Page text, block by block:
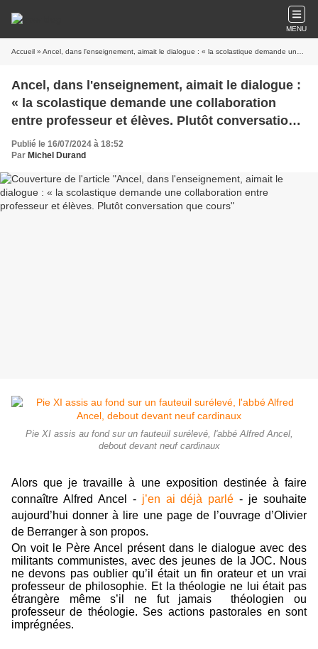
MENU
Accueil » Ancel, dans l'enseignement, aimait le dialogue : « la scolastique demande une collaboration entre professeur et élèves. Plutôt conversation que cours
Ancel, dans l'enseignement, aimait le dialogue :
« la scolastique demande une collaboration
entre professeur et élèves. Plutôt conversation
que cours
Publié le 16/07/2024 à 18:52
Par Michel Durand
Pie XI assis au fond sur un fauteuil surélevé, l'abbé Alfred Ancel,
debout devant neuf cardinaux
Alors que je travaille à une exposition destinée à faire
connaître Alfred Ancel - j’en ai déjà parlé - je souhaite
aujourd’hui donner à lire une page de l’ouvrage d’Olivier
de Berranger à son propos.
On voit le Père Ancel présent dans le dialogue avec des
militants communistes, avec des jeunes de la JOC. Nous
ne devons pas oublier qu’il était un fin orateur et un vrai
professeur de philosophie. Et la théologie ne lui était pas
étrangère même s’il ne fut jamais théologien ou
professeur de théologie. Ses actions pastorales en sont
imprégnées.